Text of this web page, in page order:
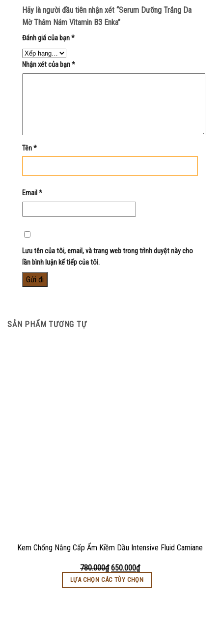
Hãy là người đầu tiên nhận xét “Serum Dưỡng Trắng Da
Mờ Thâm Nám Vitamin B3 Enka”
Đánh giá của bạn*
Nhận xét của bạn*
Tên*
Email *
Lưu tên của tôi, email, và trang web trong trình duyệt này cho
lần bình luận kế tiếp của tôi.
SẢN PHẨM TƯƠNG TỰ
Kem Chống Nắng Cấp Ẩm Kiềm Dầu Intensive Fluid Camiane
780.000₫ 650.000₫
LỰA CHỌN CÁC TÙY CHỌN